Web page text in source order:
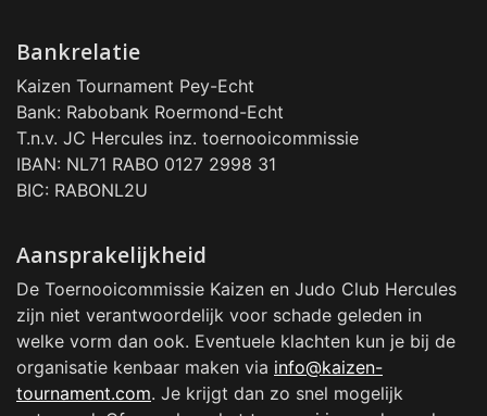
Bankrelatie
Kaizen Tournament Pey-Echt
Bank: Rabobank Roermond-Echt
T.n.v. JC Hercules inz. toernooicommissie
IBAN: NL71 RABO 0127 2998 31
BIC: RABONL2U
Aansprakelijkheid
De Toernooicommissie Kaizen en Judo Club Hercules
zijn niet verantwoordelijk voor schade geleden in
welke vorm dan ook. Eventuele klachten kun je bij de
organisatie kenbaar maken via info@kaizen-
tournament.com. Je krijgt dan zo snel mogelijk